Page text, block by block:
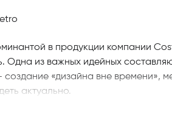
в продукции компании
Одна из важных идейных
«дизайна вне времени»,
актуально.
— дорогая мебель, которая